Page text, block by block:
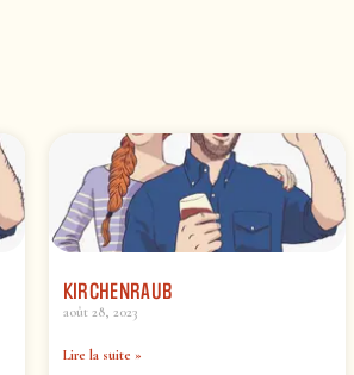
KIRCHENRAUB
août 28, 2023
Lire la suite »